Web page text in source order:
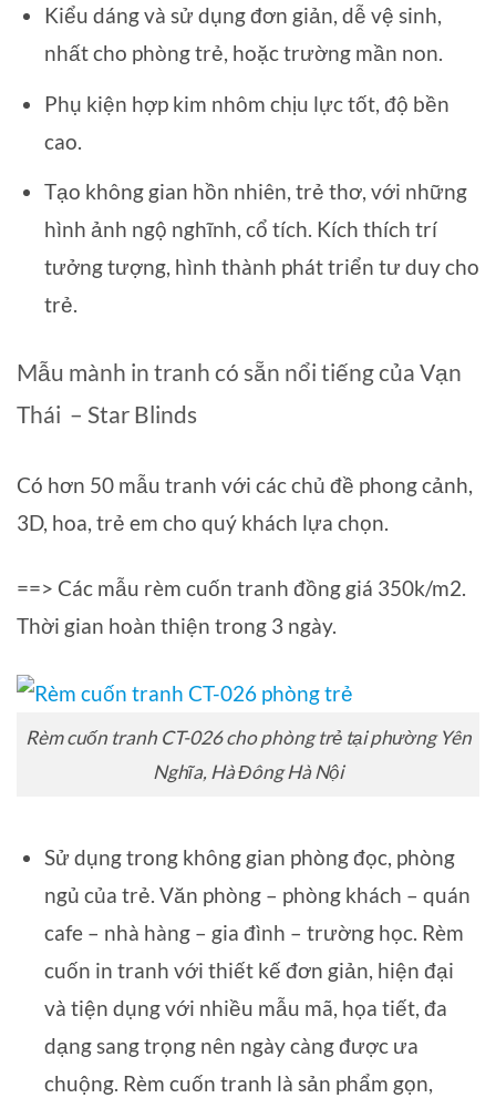
Kiểu dáng và sử dụng đơn giản, dễ vệ sinh,
nhất cho phòng trẻ, hoặc trường mần non.
Phụ kiện hợp kim nhôm chịu lực tốt, độ bền
cao.
Tạo không gian hồn nhiên, trẻ thơ, với những
hình ảnh ngộ nghĩnh, cổ tích. Kích thích trí
tưởng tượng, hình thành phát triển tư duy cho
trẻ.
Mẫu mành in tranh có sẵn nổi tiếng của Vạn
Thái – Star Blinds
Có hơn 50 mẫu tranh với các chủ đề phong cảnh,
3D, hoa, trẻ em cho quý khách lựa chọn.
==> Các mẫu rèm cuốn tranh đồng giá 350k/m2.
Thời gian hoàn thiện trong 3 ngày.
Rèm cuốn tranh CT-026 cho phòng trẻ tại phường Yên
Nghĩa, Hà Đông Hà Nội
Sử dụng trong không gian phòng đọc, phòng
ngủ của trẻ. Văn phòng – phòng khách – quán
cafe – nhà hàng – gia đình – trường học. Rèm
cuốn in tranh với thiết kế đơn giản, hiện đại
và tiện dụng với nhiều mẫu mã, họa tiết, đa
dạng sang trọng nên ngày càng được ưa
chuộng. Rèm cuốn tranh là sản phẩm gọn,